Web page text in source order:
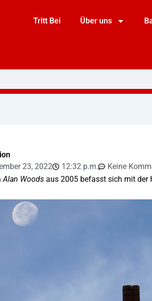
Tritt Bei Über uns
23, 2022 12:32 p.m.
Keine
Alan Woods aus 2005 befasst sich mit der